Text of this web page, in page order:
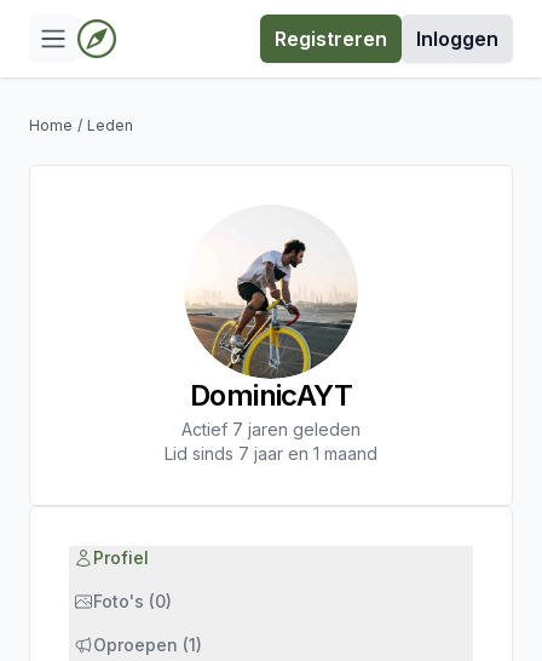
Registreren Inloggen
Home / Leden
DominicAYT
Actief 7 jaren geleden
Lid sinds 7 jaar en 1 maand
Profiel
Foto's (0)
Oproepen (1)